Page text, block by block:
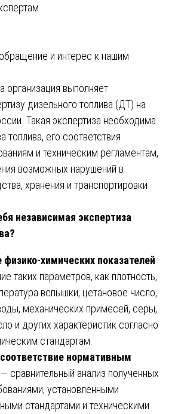
и интерес к нашим
выполняет
дизельного топлива (ДТ) на
Такая экспертиза необходима
топлива, его соответствия
и техническим регламентам,
возможных нарушений в
хранения и транспортировки
независимая экспертиза
химических показателей
таких параметров, как плотность,
вспышки, цетановое число,
механических примесей, серы,
и других характеристик согласно
стандартам.
нормативным
— сравнительный анализ полученных
установленными
стандартами и техническими